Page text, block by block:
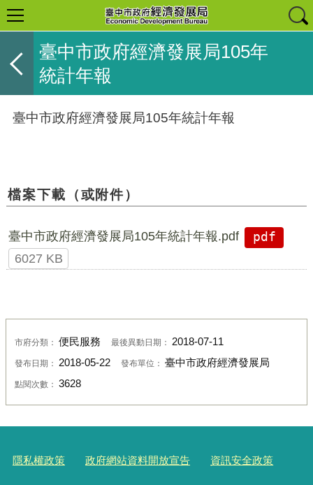
臺中市政府經濟發展局105年
統計年報
臺中市政府經濟發展局105年統計年報
檔案下載（或附件）
臺中市政府經濟發展局105年統計年報.pdf
pdf
6027 KB
市府分類： 便民服務 最後異動日期： 2018-07-11
發布日期： 2018-05-22 發布單位： 臺中市政府經濟發展局
點閱次數： 3628
隱私權政策 政府網站資料開放宣告 資訊安全政策